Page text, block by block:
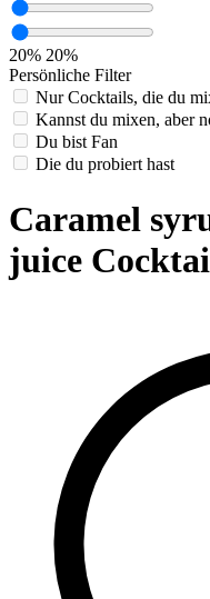
20% 20%
Persönliche Filter
Nur Cocktails, die du
Kannst du mixen, aber
Du bist Fan
Die du probiert hast
Caramel
juice